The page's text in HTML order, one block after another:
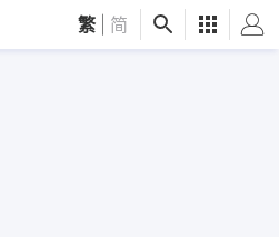
繁 简